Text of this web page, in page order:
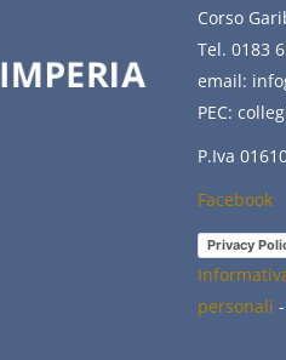
Corso
Tel. 0183
email:
PEC:
P.Iva
Facebook
is
Privacy
personali -